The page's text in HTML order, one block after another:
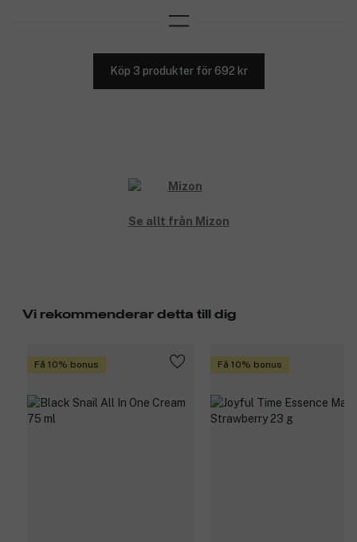
Köp 3 produkter för 692 kr
Se allt från Mizon
Vi rekommenderar detta till dig
Få 10% bonus Få 10% bonus